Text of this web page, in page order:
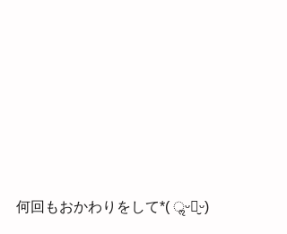
何回もおかわりをして*( ॢᵕ꒶̮ᵕ)